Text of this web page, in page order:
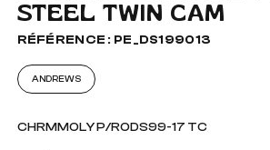
STEEL TWIN CAM
RÉFÉRENCE : PE_DS199013
ANDREWS
CHRMMOLY P/RODS99-17 TC